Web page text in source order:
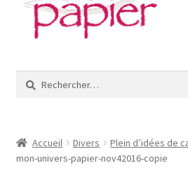
navigation
contenu
A propos
Rechercher :
Accueil Divers
Plein d’idées de
mon-univers-papier-nov42016-copie